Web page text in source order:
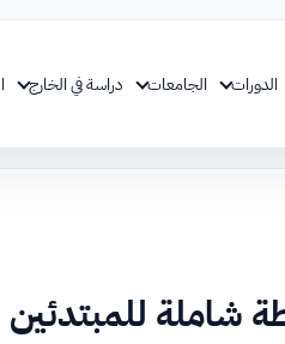
الدورات الجامعات دراسة في الخارج
شاملة للمبتدئين